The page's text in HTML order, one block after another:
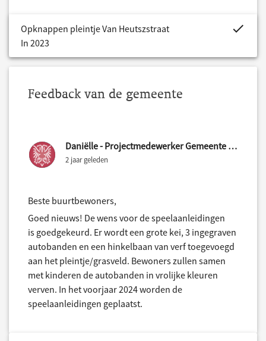
Opknappen pleintje Van Heutszstraat
In 2023
Feedback van de gemeente
Daniëlle - Projectmedewerker Gemeente Nijmegen
2 jaar geleden
Beste buurtbewoners,
Goed nieuws! De wens voor de speelaanleidingen
is goedgekeurd. Er wordt een grote kei, 3 ingegraven
autobanden en een hinkelbaan van verf toegevoegd
aan het pleintje/grasveld. Bewoners zullen samen
met kinderen de autobanden in vrolijke kleuren
verven. In het voorjaar 2024 worden de
speelaanleidingen geplaatst.